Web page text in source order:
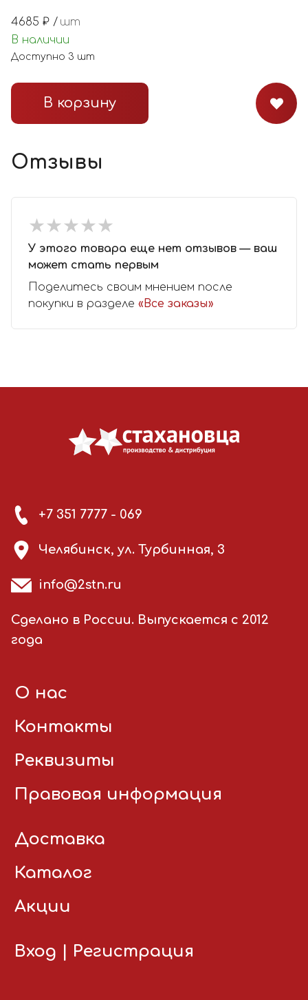
4685 ₽ / шт
В наличии
Доступно 3 шт
В корзину
Отзывы
★★★★★
★★★★★
У этого товара еще нет отзывов — ваш
может стать первым
Поделитесь своим мнением после
покупки в разделе «Все заказы»
+7 351 7777 - 069
Челябинск, ул. Турбинная, 3
info@2stn.ru
Сделано в России. Выпускается с 2012
года
О нас
Контакты
Реквизиты
Правовая информация
Доставка
Каталог
Акции
Вход Регистрация